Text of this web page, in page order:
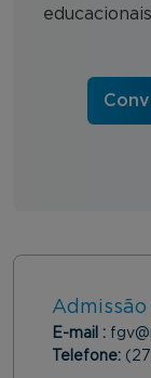
E-mail :
Telefone: